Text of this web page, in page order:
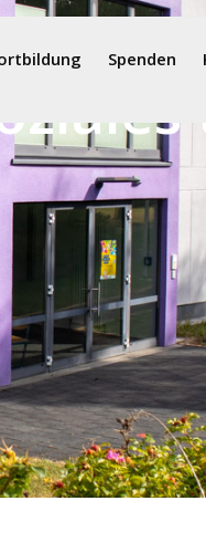
Spenden